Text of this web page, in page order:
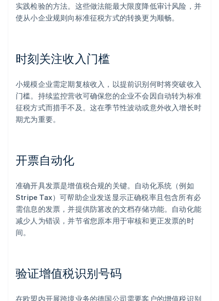
实践检验的方法。这些做法能最大限度降低审计风险，并
使从小企业规则向标准征税方式的转换更为顺畅。
时刻关注收入门槛
小规模企业需定期复核收入，以提前识别何时将突破收入
门槛。持续监控营收可确保您的企业不会因自动转为标准
征税方式而措手不及。这在季节性波动或意外收入增长时
期尤为重要。
开票自动化
准确开具发票是增值税合规的关键。自动化系统（例如
Stripe Tax）可帮助企业发送显示正确税率且包含所有必
需信息的发票，并提供防篡改的文档存储功能。自动化能
减少人为错误，并节省您原本用于审核和更正发票的时
间。
验证增值税识别号码
在欧盟内开展跨境业务的德国公司需要客户的增值税识别